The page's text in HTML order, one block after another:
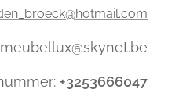
meubellux@skynet.be
+3253666047